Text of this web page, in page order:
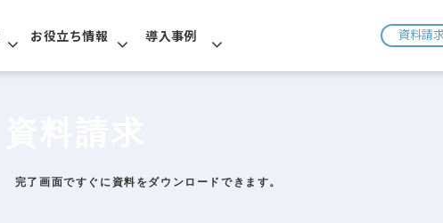
お役立ち情報 導入事例 資
完了画面ですぐに資料をダウンロードできます。